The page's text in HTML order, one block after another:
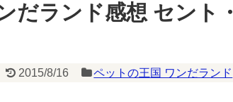
だランド感想 セント・
2015/8/16 ペットの王国 ワンだランド